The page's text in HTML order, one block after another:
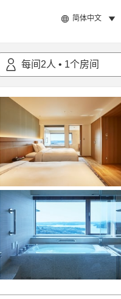
简体中文
每间 2人 • 1个房间